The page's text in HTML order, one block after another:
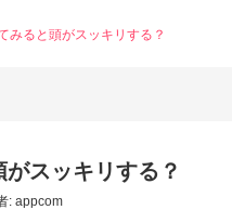
みると頭がスッキリする？
スッキリする？
: appcom